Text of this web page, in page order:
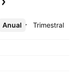
Anual Trimestral
Más